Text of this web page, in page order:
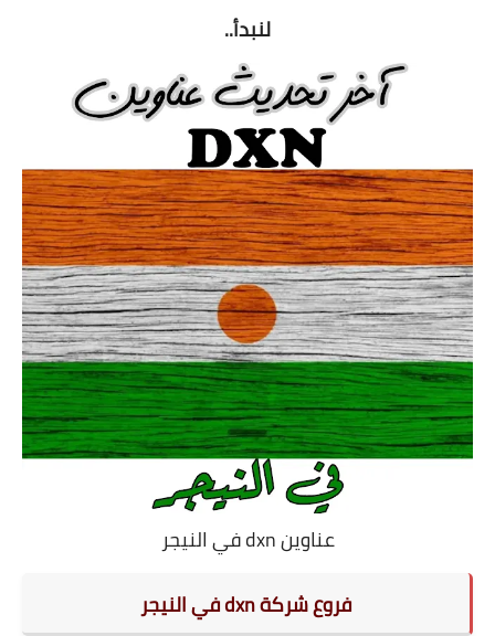
لنبدأ..
عناوين dxn في النيجر
فروع شركة dxn في النيجر